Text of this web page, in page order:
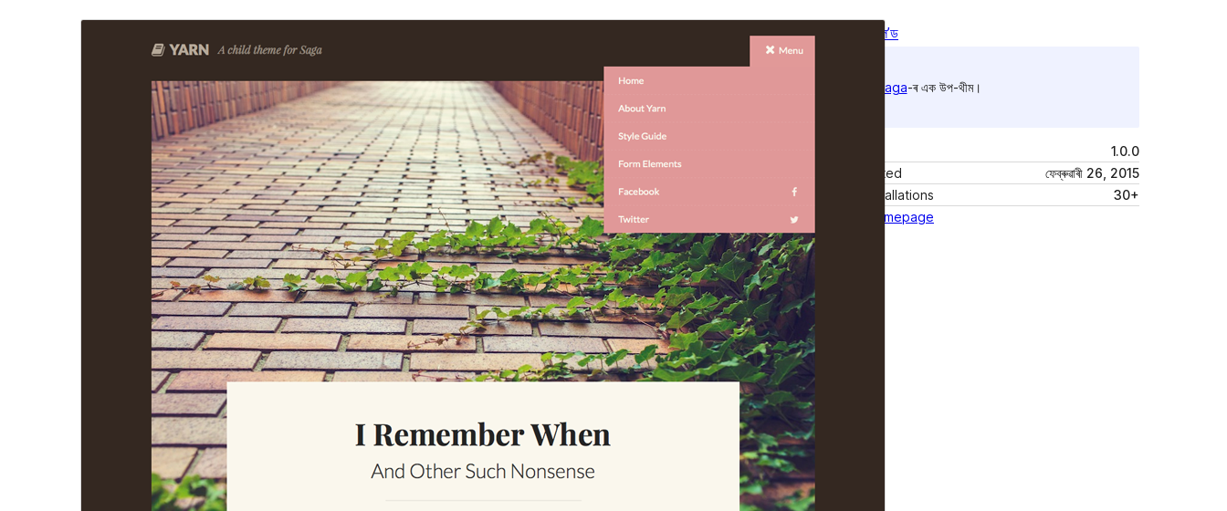
ডাউনল’ড
Saga-ৰ এক উপ-থীম।
1.0.0
Last updated
ফেব্ৰুৱাৰী 26, 2015
Active installations
30+
Theme homepage